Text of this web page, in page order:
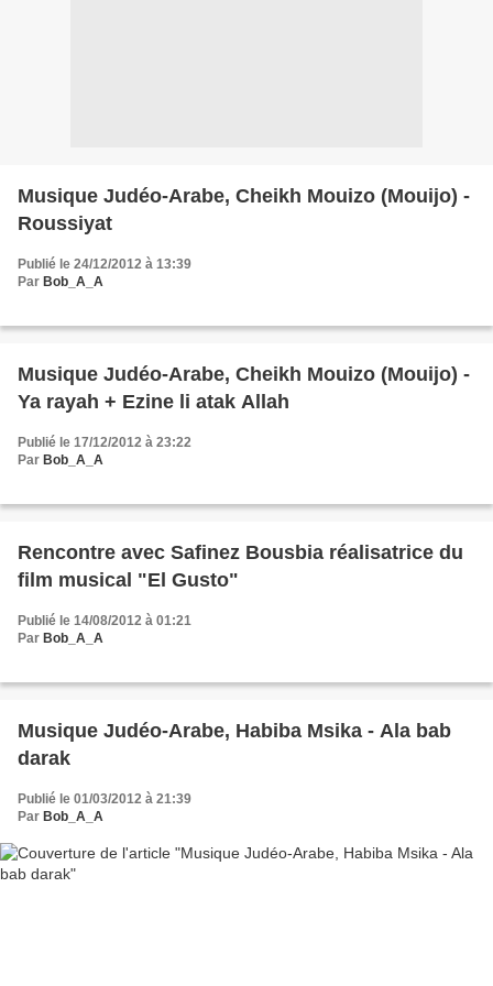
Musique Judéo-Arabe, Cheikh Mouizo (Mouijo) -
Roussiyat
Publié le 24/12/2012 à 13:39
Par Bob_A_A
Musique Judéo-Arabe, Cheikh Mouizo (Mouijo) -
Ya rayah + Ezine li atak Allah
Publié le 17/12/2012 à 23:22
Par Bob_A_A
Rencontre avec Safinez Bousbia réalisatrice du
film musical "El Gusto"
Publié le 14/08/2012 à 01:21
Par Bob_A_A
Musique Judéo-Arabe, Habiba Msika - Ala bab
darak
Publié le 01/03/2012 à 21:39
Par Bob_A_A